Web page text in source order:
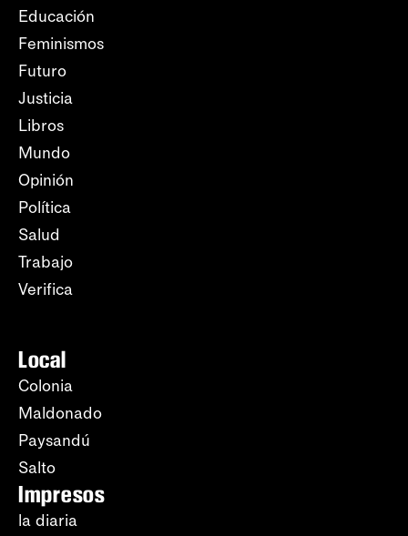
Educación
Feminismos
Futuro
Justicia
Libros
Mundo
Opinión
Política
Salud
Trabajo
Verifica
Local
Colonia
Maldonado
Paysandú
Salto
Impresos
la diaria